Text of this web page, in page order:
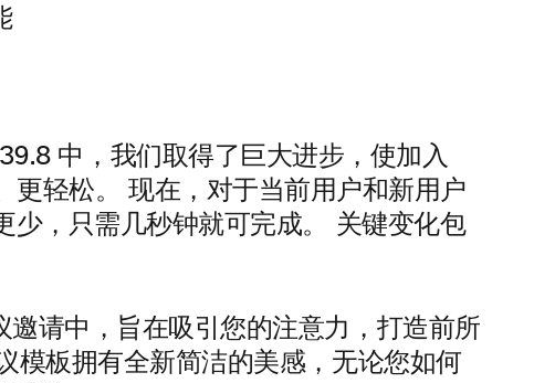
中，我们取得了巨大进步，使加入
轻松。 现在，对于当前用户和新用户
少，只需几秒钟就可完成。 关键变化包
邀请中，旨在吸引您的注意力，打造前所
模板拥有全新简洁的美感，无论您如何